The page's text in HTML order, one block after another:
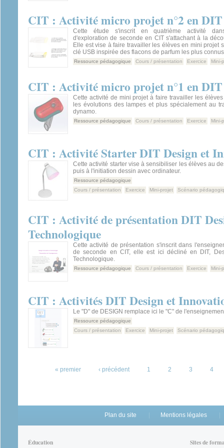
CIT : Activité micro projet n°2 en
Cette étude s'inscrit en quatrième activité
d'exploration de seconde en CIT s'attachant à la
Elle est vise à faire travailler les élèves en mini projet
clé USB inspirée des flacons de parfum les plus
Ressource pédagogique Cours / présentation Exercice Mini-
CIT : Activité micro projet n°1 en
Cette activité de mini projet à faire travailler les
les évolutions des lampes et plus spécialement au
dynamo.
Ressource pédagogique Cours / présentation Exercice Mini-
CIT : Activité Starter DIT Design et
Cette activité starter vise à sensibiliser les élèves au
puis à l'initiation dessin avec ordinateur.
Ressource pédagogique
Cours / présentation
Exercice Mini-projet Scénario
CIT : Activité de présentation DIT
Technologique
Cette activité de présentation s'inscrit dans
de seconde en CIT, elle est ici décliné en DIT,
Technologique.
Ressource pédagogique Cours / présentation Exercice Mini-
CIT : Activités DIT Design et
Le "D" de DESIGN remplace ici le "C" de
Ressource pédagogique
Cours / présentation
Exercice Mini-projet Scénario
« premier ‹ précédent 1 2 3 4
Plan du site Mentions légales
Éducation Sites de